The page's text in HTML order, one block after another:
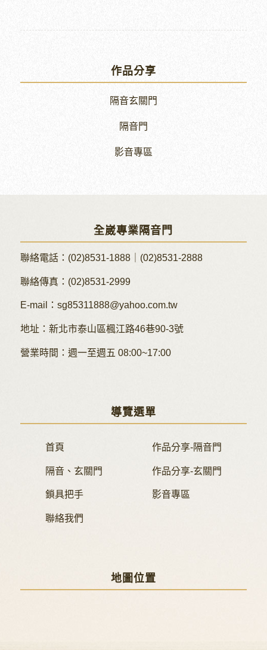
作品分享
隔音玄關門
隔音門
影音專區
全崴專業隔音門
聯絡電話： (02)8531-1888｜ (02)8531-2888
聯絡傳真：(02)8531-2999
E-mail： sg85311888@yahoo.com.tw
地址：新北市泰山區楓江路46巷90-3號
營業時間：週一至週五 08:00~17:00
導覽選單
首頁
隔音、玄關門
鎖具把手
聯絡我們
作品分享-隔音門
作品分享-玄關門
影音專區
地圖位置